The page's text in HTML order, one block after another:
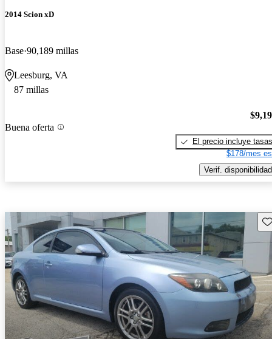
2014 Scion xD
Base 90,189 millas
Leesburg, VA
87 millas
Buena oferta
El precio incluye tasas
$178/mes
Verif. disponibilidad